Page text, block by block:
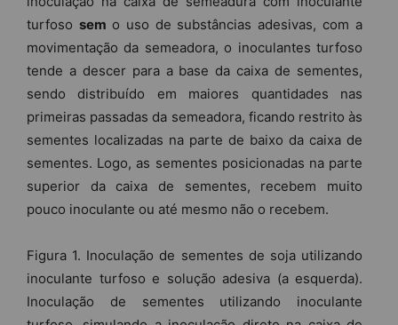
turfoso sem o uso de substâncias adesivas, com a
movimentação da semeadora, o inoculantes turfoso
tende a descer para a base da caixa de sementes,
sendo distribuído em maiores quantidades nas
primeiras passadas da semeadora, ficando restrito às
sementes localizadas na parte de baixo da caixa de
sementes. Logo, as sementes posicionadas na parte
superior da caixa de sementes, recebem muito
pouco inoculante ou até mesmo não o recebem.
Figura 1. Inoculação de sementes de soja utilizando
inoculante turfoso e solução adesiva (a esquerda).
Inoculação de sementes utilizando inoculante